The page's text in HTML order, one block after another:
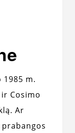
m.
Cosimo
Ar